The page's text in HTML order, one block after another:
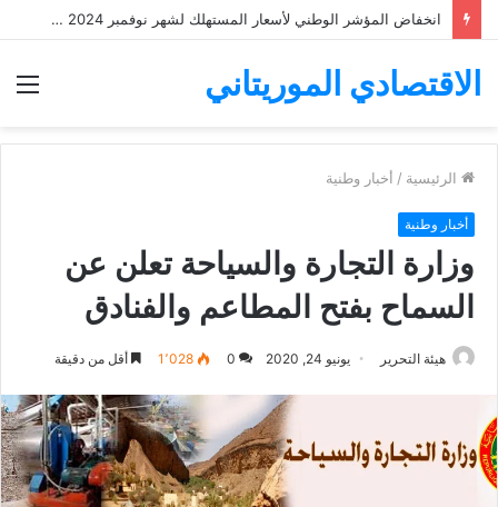
انخفاض المؤشر الوطني لأسعار المستهلك لشهر نوفمبر 2024 ب 1%
الاقتصادي الموريتاني
الرئيسية / أخبار وطنية
أخبار وطنية
وزارة التجارة والسياحة تعلن عن
السماح بفتح المطاعم والفنادق
هيئة التحرير يونيو 24, 2020 0 1٬028 أقل من دقيقة